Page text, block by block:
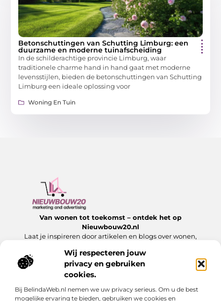
Wij respecteren jouw
privacy en gebruiken
cookies.
Bij BelindaWeb.nl nemen we uw privacy serieus. Om u de best
mogelijke ervaring te bieden, gebruiken we cookies en
Betonschuttingen van Schutting Limburg: een
duurzame en moderne tuinafscheiding
In de schilderachtige provincie Limburg, waar
traditionele charme hand in hand gaat met moderne
levensstijlen, bieden de betonschuttingen van Schutting
Limburg een ideale oplossing voor
Woning En Tuin
Van wonen tot toekomst – ontdek het op
Nieuwbouw20.nl
Laat je inspireren door artikelen en blogs over wonen,
Onze informatie
Bericht categorie